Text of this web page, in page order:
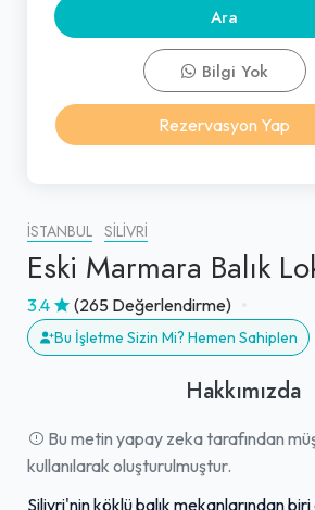
İSTANBUL SILIVRI
Eski Marmara Balık
3.4 (265 Değerlendirme)
Bu İşletme Sizin Mi? Hemen Sahiplen
Hakkımızda
Bu metin yapay zeka tarafından
kullanılarak oluşturulmuştur.
Silivri'nin köklü balık mekanlarından
Ara
Bilgi Yok
Rezervasyon Yap